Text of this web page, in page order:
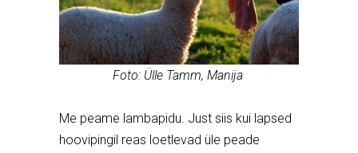
Foto: Ülle Tamm, Manija
Me peame lambapidu. Just siis kui lapsed
hoovipingil reas loetlevad üle peade